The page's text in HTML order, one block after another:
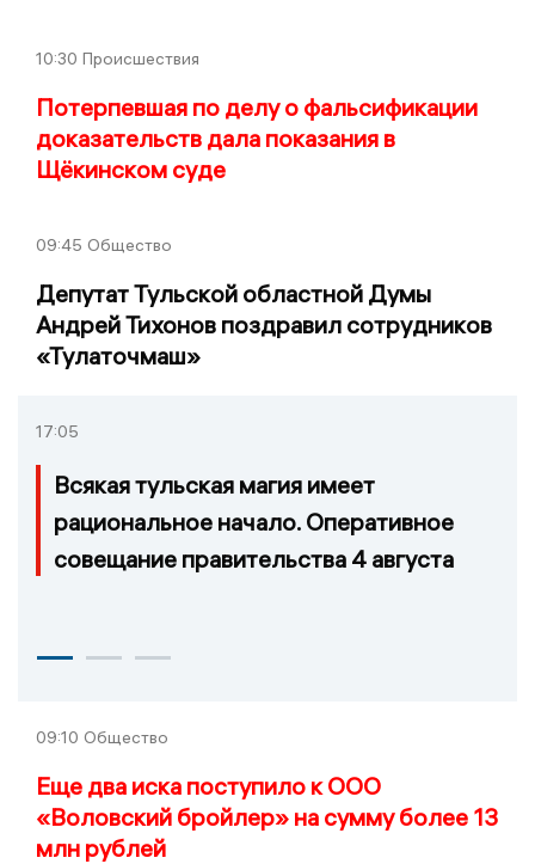
10:30 Происшествия
Потерпевшая по делу о фальсификации
доказательств дала показания в
Щёкинском суде
09:45 Общество
Депутат Тульской областной Думы
Андрей Тихонов поздравил сотрудников
«Тулаточмаш»
17:05
Всякая тульская магия имеет
рациональное начало. Оперативное
совещание правительства 4 августа
09:10 Общество
Еще два иска поступило к ООО
«Воловский бройлер» на сумму более 13
млн рублей